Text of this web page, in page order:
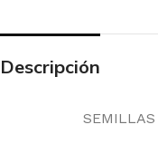
Descripción
SEMILLAS